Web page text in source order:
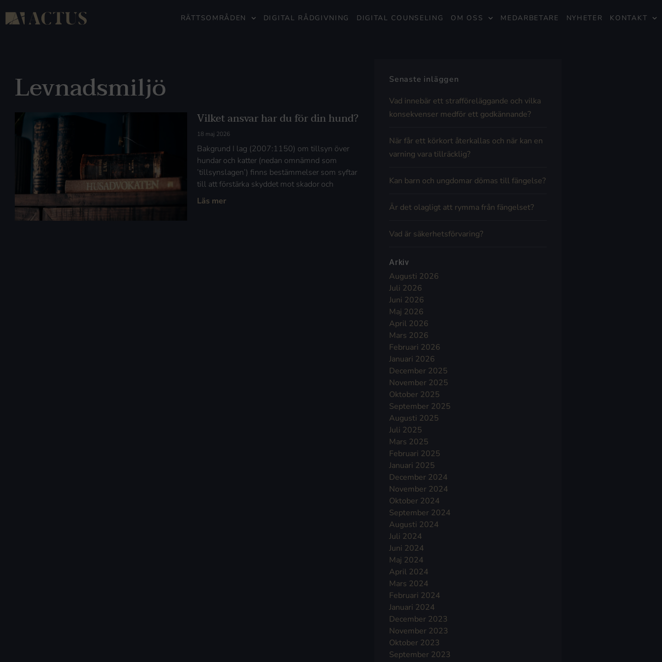
RÄTTSOMRÅDEN DIGITAL RÅDGIVNING DIGITAL COUNSELING OM OSS MEDARBETARE NYHETER KONTAKT
Levnadsmiljö
Vilket ansvar har du för din hund?
18 maj 2026
Bakgrund I lag (2007:1150) om tillsyn över
hundar och katter (nedan omnämnd som
’tillsynslagen’) finns bestämmelser som syftar
till att förstärka skyddet mot skador och
Läs mer
Senaste inläggen
Vad innebär ett strafföreläggande och vilka
konsekvenser medför ett godkännande?
När får ett körkort återkallas och när kan en
varning vara tillräcklig?
Kan barn och ungdomar dömas till fängelse?
Är det olagligt att rymma från fängelset?
Vad är säkerhetsförvaring?
Arkiv
Augusti 2026
Juli 2026
Juni 2026
Maj 2026
April 2026
Mars 2026
Februari 2026
Januari 2026
December 2025
November 2025
Oktober 2025
September 2025
Augusti 2025
Juli 2025
Mars 2025
Februari 2025
Januari 2025
December 2024
November 2024
Oktober 2024
September 2024
Augusti 2024
Juli 2024
Juni 2024
Maj 2024
April 2024
Mars 2024
Februari 2024
Januari 2024
December 2023
November 2023
Oktober 2023
September 2023